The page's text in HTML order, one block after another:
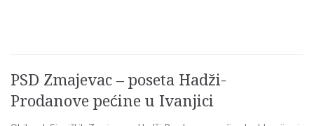
PSD Zmajevac – poseta Hadži-
Prodanove pećine u Ivanjici